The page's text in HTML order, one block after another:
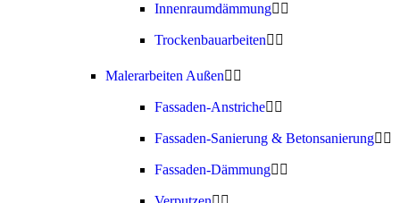
Innenraumdämmung
Trockenbauarbeiten
Malerarbeiten Außen
Fassaden-Anstriche
Fassaden-Sanierung & Betonsanierung
Fassaden-Dämmung